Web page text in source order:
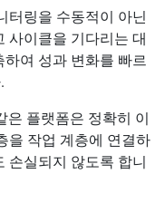
터링을 수동적이 아닌
사이클을 기다리는 대
여 성과 변화를 빠르
은 플랫폼은 정확히 이
을 작업 계층에 연결하
손실되지 않도록 합니